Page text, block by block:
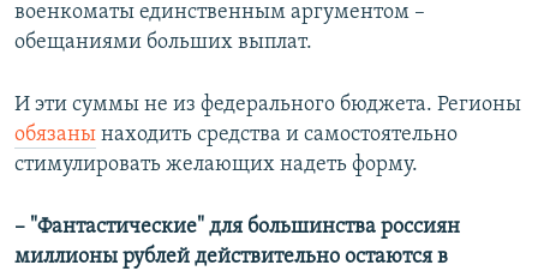
военкоматы единственным аргументом –
обещаниями больших выплат.
И эти суммы не из федерального бюджета. Регионы
обязаны находить средства и самостоятельно
стимулировать желающих надеть форму.
– "Фантастические" для большинства россиян
миллионы рублей действительно остаются в